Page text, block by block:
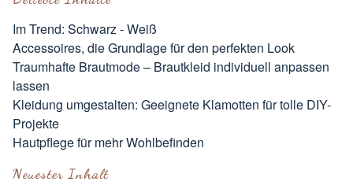
Im Trend: Schwarz - Weiß
Accessoires, die Grundlage für den perfekten Look
Traumhafte Brautmode – Brautkleid individuell anpassen
lassen
Kleidung umgestalten: Geeignete Klamotten für tolle DIY-
Projekte
Hautpflege für mehr Wohlbefinden
Neuester Inhalt